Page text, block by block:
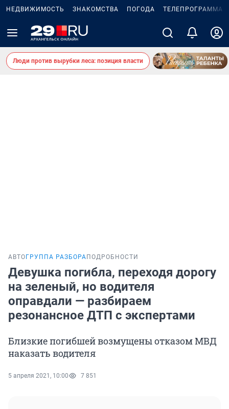
НЕДВИЖИМОСТЬ ЗНАКОМСТВА ПОГОДА ТЕЛЕПРОГРАММА
Люди против вырубки леса: позиция власти
АВТО ГРУППА РАЗБОРА ПОДРОБНОСТИ
Девушка погибла, переходя дорогу
на зеленый, но водителя
оправдали — разбираем
резонансное ДТП с экспертами
Близкие погибшей возмущены отказом МВД
наказать водителя
5 апреля 2021, 10:00 7 851